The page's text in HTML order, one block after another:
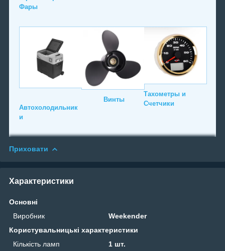
Фары
Автохолодильник
и
Винты
Тахометры и
Счетчики
Приховати
Характеристики
Основні
Виробник
Weekender
Користувальницькі характеристики
Кількість ламп
1 шт.